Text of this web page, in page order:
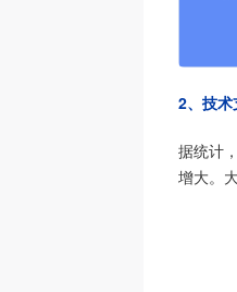
2、技术
据统计
增大。